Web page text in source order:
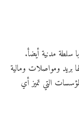
سلطة مدنية أيضأ.
بريد ومواصلات ومالية
التي تميز أي